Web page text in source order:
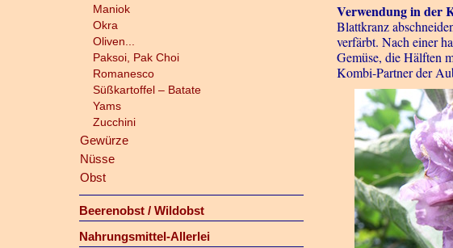
Maniok
Okra
Oliven...
Paksoi, Pak Choi
Romanesco
Süßkartoffel – Batate
Yams
Zucchini
Gewürze
Nüsse
Obst
Beerenobst / Wildobst
Nahrungsmittel-Allerlei
Verwendung in der
Blattkranz
verfärbt. Nach einer
Gemüse, die Hälften
Kombi-Partner der